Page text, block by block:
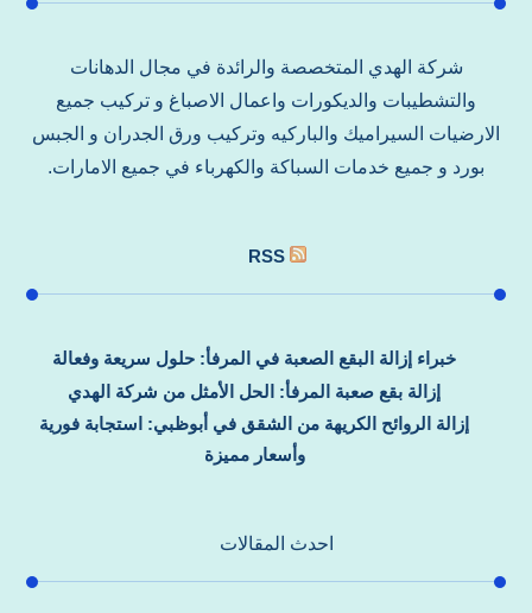
شركة الهدي المتخصصة والرائدة في مجال الدهانات
والتشطيبات والديكورات واعمال الاصباغ و تركيب جميع
الارضيات السيراميك والباركيه وتركيب ورق الجدران و الجبس
بورد و جميع خدمات السباكة والكهرباء في جميع الامارات.
RSS
خبراء إزالة البقع الصعبة في المرفأ: حلول سريعة وفعالة
إزالة بقع صعبة المرفأ: الحل الأمثل من شركة الهدي
إزالة الروائح الكريهة من الشقق في أبوظبي: استجابة فورية
وأسعار مميزة
احدث المقالات